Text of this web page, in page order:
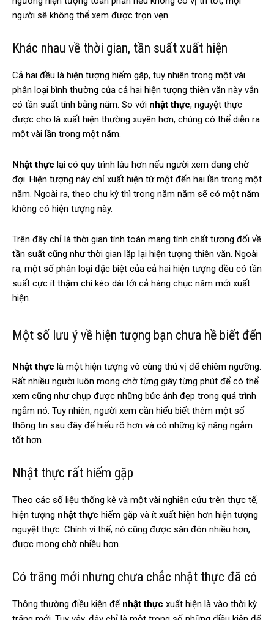
người sẽ không thể xem được trọn vẹn.
Khác nhau về thời gian, tần suất xuất hiện
Cả hai đều là hiện tượng hiếm gặp, tuy nhiên trong một vài
phân loại bình thường của cả hai hiện tượng thiên văn này vẫn
có tần suất tính bằng năm. So với nhật thực, nguyệt thực
được cho là xuất hiện thường xuyên hơn, chúng có thể diễn ra
một vài lần trong một năm.
Nhật thực lại có quy trình lâu hơn nếu người xem đang chờ
đợi. Hiện tượng này chỉ xuất hiện từ một đến hai lần trong một
năm. Ngoài ra, theo chu kỳ thì trong năm năm sẽ có một năm
không có hiện tượng này.
Trên đây chỉ là thời gian tính toán mang tính chất tương đối về
tần suất cũng như thời gian lặp lại hiện tượng thiên văn. Ngoài
ra, một số phân loại đặc biệt của cả hai hiện tượng đều có tần
suất cực ít thậm chí kéo dài tới cả hàng chục năm mới xuất
hiện.
Một số lưu ý về hiện tượng bạn chưa hề biết đến
Nhật thực là một hiện tượng vô cùng thú vị để chiêm ngưỡng.
Rất nhiều người luôn mong chờ từng giây từng phút để có thể
xem cũng như chụp được những bức ảnh đẹp trong quá trình
ngắm nó. Tuy nhiên, người xem cần hiểu biết thêm một số
thông tin sau đây để hiểu rõ hơn và có những kỹ năng ngắm
tốt hơn.
Nhật thực rất hiếm gặp
Theo các số liệu thống kê và một vài nghiên cứu trên thực tế,
hiện tượng nhật thực hiếm gặp và ít xuất hiện hơn hiện tượng
nguyệt thực. Chính vì thế, nó cũng được săn đón nhiều hơn,
được mong chờ nhiều hơn.
Có trăng mới nhưng chưa chắc nhật thực đã có
Thông thường điều kiện để nhật thực xuất hiện là vào thời kỳ